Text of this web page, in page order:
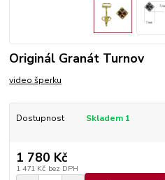
Originál Granát Turnov
video šperku
Dostupnost Skladem 1
1 780 Kč
1 471 Kč bez DPH